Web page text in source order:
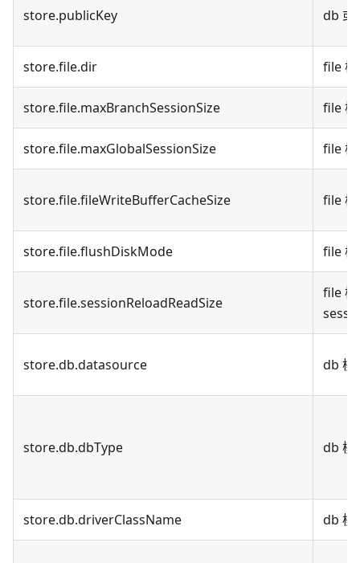
store.publicKey db 或
store.file.dir file 模
store.file.maxBranchSessionSize file 模
store.file.maxGlobalSessionSize file 模
store.file.fileWriteBufferCacheSize file
store.file.flushDiskMode file 模
store.file.sessionReloadReadSize
file 模
store.db.datasource db 模
store.db.dbType db 模
store.db.driverClassName db 模